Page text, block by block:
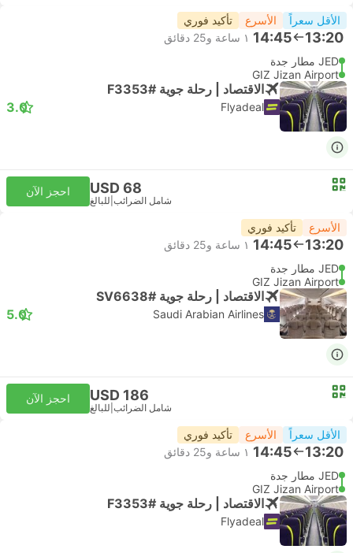
الأقل سعراً الأسرع تأكيد فوري
13:20
14:45 ١ ساعة و‫25 دقائق
JED مطار جدة
GIZ Jizan Airport
الاقتصاد | رحلة جوية #F3353
Flyadeal
3.0
USD 68
شامل الضرائب للبالغ
احجز الآن
الأسرع تأكيد فوري
13:20
14:45 ١ ساعة و‫25 دقائق
JED مطار جدة
GIZ Jizan Airport
الاقتصاد | رحلة جوية #SV6638
Saudi Arabian Airlines
5.0
USD 186
شامل الضرائب للبالغ
احجز الآن
الأقل سعراً الأسرع تأكيد فوري
13:20
14:45 ١ ساعة و‫25 دقائق
JED مطار جدة
GIZ Jizan Airport
الاقتصاد | رحلة جوية #F3353
Flyadeal